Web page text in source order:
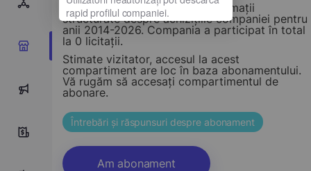
0
0
0
Acest compartiment oferă informații
structurate despre achizițiile companiei pentru
anii 2014-2026. Compania a participat în total
la 0 licitații.
Stimate vizitator, accesul la acest
compartiment are loc în baza abonamentului.
Vă rugăm să accesați compartimentul de
abonare.
Întrebări și răspunsuri despre abonament
Am abonament